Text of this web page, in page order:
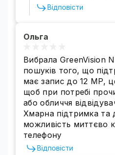
GVSSза вказаними
для Android
Технічні характеристики
передачи видео]
Підтримує IP камери
MP];
Кодак стиснення:
Відеовиходи:
[Кол-во USB-портов]
Гарантія та доставка
Інтернет-магазин
території України. Для
Відповісти
Ольга
Вибрала GreenVision
пошуків того, що
має запис до 12 MP,
щоб при потребі
або обличчя
Хмарна підтримка
можливість миттєво
телефону
Відповісти